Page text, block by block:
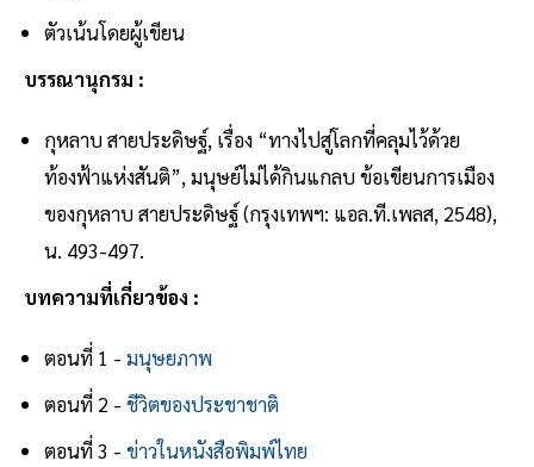
ตัวเน้นโดยผู้เขียน
บรรณานุกรม :
กุหลาบ สายประดิษฐ์, เรื่อง “ทางไปสู่โลกที่คลุมไว้ด้วย
ท้องฟ้าแห่งสันติ”, มนุษย์ไม่ได้กินแกลบ ข้อเขียนการเมือง
ของกุหลาบ สายประดิษฐ์ (กรุงเทพฯ: แอล.ที.เพลส, 2548),
น. 493-497.
บทความที่เกี่ยวข้อง :
ตอนที่ 1 - มนุษยภาพ
ตอนที่ 2 - ชีวิตของประชาชาติ
ตอนที่ 3 - ข่าวในหนังสือพิมพ์ไทย